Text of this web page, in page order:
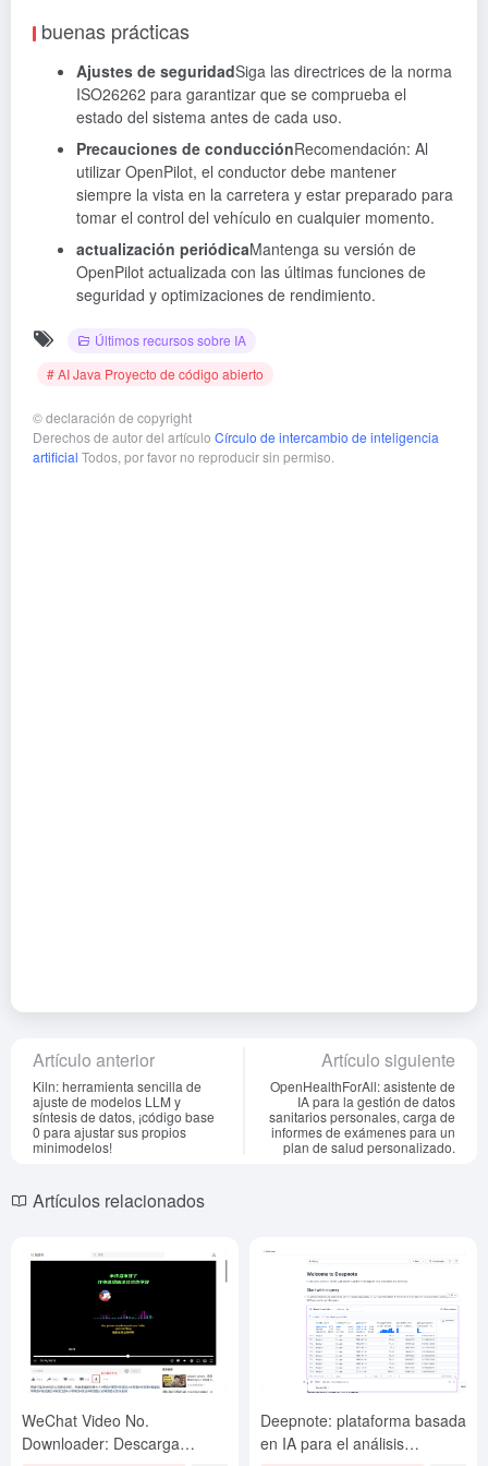
buenas prácticas
Ajustes de seguridadSiga las directrices de la norma
ISO26262 para garantizar que se comprueba el
estado del sistema antes de cada uso.
Precauciones de conducciónRecomendación: Al
utilizar OpenPilot, el conductor debe mantener
siempre la vista en la carretera y estar preparado para
tomar el control del vehículo en cualquier momento.
actualización periódicaMantenga su versión de
OpenPilot actualizada con las últimas funciones de
seguridad y optimizaciones de rendimiento.
Últimos recursos sobre IA
# AI Java Proyecto de código abierto
©declaración de copyright
Derechos de autor del artículo Círculo de intercambio de inteligencia
artificial Todos, por favor no reproducir sin permiso.
Artículo anterior
Kiln: herramienta sencilla de
ajuste de modelos LLM y
síntesis de datos, ¡código base
0 para ajustar sus propios
minimodelos!
Artículo siguiente
OpenHealthForAll: asistente de
IA para la gestión de datos
sanitarios personales, carga de
informes de exámenes para un
plan de salud personalizado.
Artículos relacionados
WeChat Video No.
Downloader: Descarga
Deepnote: plataforma basada
en IA para el análisis